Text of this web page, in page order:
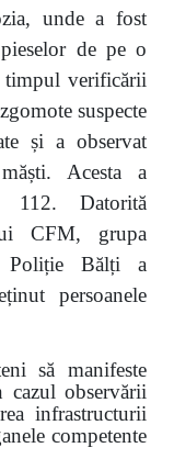
unde a fost
de pe o
timpul verificării
suspecte
și a observat
Acesta a
112. Datorită
CFM, grupa
Poliție Bălți a
persoanele
să manifeste
cazul observării
infrastructurii
competente